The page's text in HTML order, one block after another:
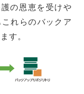
の恩恵を受けや
れらのバックア
す。